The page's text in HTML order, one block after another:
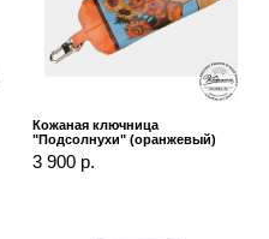
Кожаная ключница
"Подсолнухи" (оранжевый)
3 900 р.